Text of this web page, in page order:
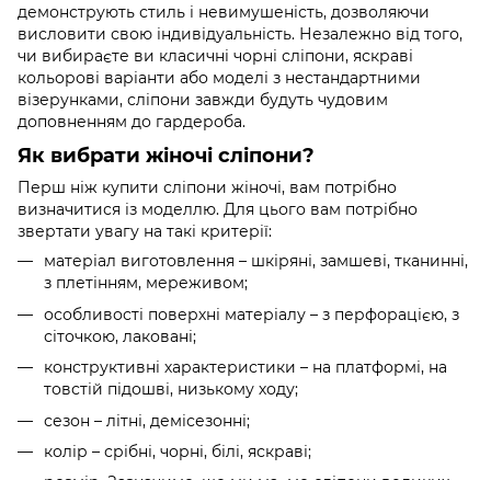
демонструють стиль і невимушеність, дозволяючи
висловити свою індивідуальність. Незалежно від того,
чи вибираєте ви класичні чорні сліпони, яскраві
кольорові варіанти або моделі з нестандартними
візерунками, сліпони завжди будуть чудовим
доповненням до гардероба.
Як вибрати жіночі сліпони?
Перш ніж купити сліпони жіночі, вам потрібно
визначитися із моделлю. Для цього вам потрібно
звертати увагу на такі критерії:
матеріал виготовлення – шкіряні, замшеві, тканинні,
з плетінням, мереживом;
особливості поверхні матеріалу – з перфорацією, з
сіточкою, лаковані;
конструктивні характеристики – на платформі, на
товстій підошві, низькому ходу;
сезон – літні, демісезонні;
колір – срібні, чорні, білі, яскраві;